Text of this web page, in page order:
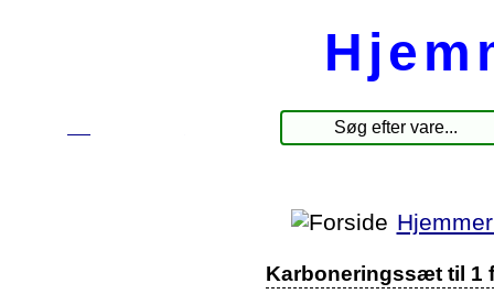
Karboneringssæt til 1